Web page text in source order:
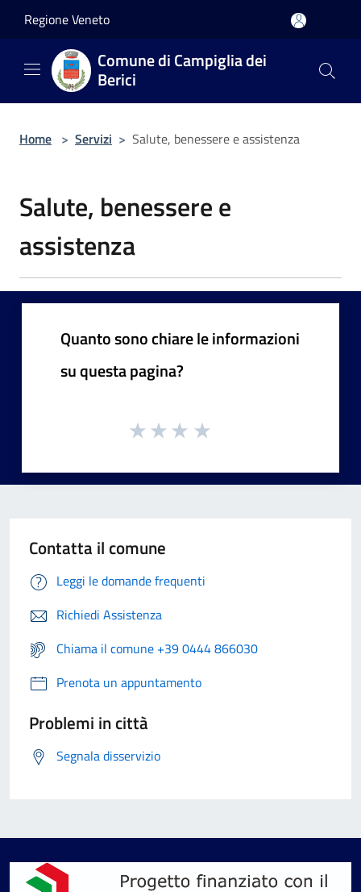
Regione Veneto
Comune di Campiglia dei
Berici
Home > Servizi > Salute, benessere e assistenza
Salute, benessere e
assistenza
Quanto sono chiare le informazioni
su questa pagina?
Contatta il comune
Leggi le domande frequenti
Richiedi Assistenza
Chiama il comune +39 0444 866030
Prenota un appuntamento
Problemi in città
Segnala disservizio